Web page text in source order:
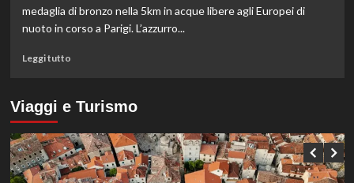
bronzo
europeo
squadre
medaglia di bronzo nella 5km in acque libere agli Europei di
nuoto in corso a Parigi. L’azzurro...
Leggi tuttoLeggi
su
Paltrinieri
di
bronzo
nella
5
Viaggi e Turismo